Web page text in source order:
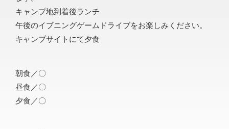
キャンプ地到着後ランチ
午後のイブニングゲームドライブをお楽しみください。
キャンプサイトにて夕食
朝食／〇
昼食／〇
夕食／〇